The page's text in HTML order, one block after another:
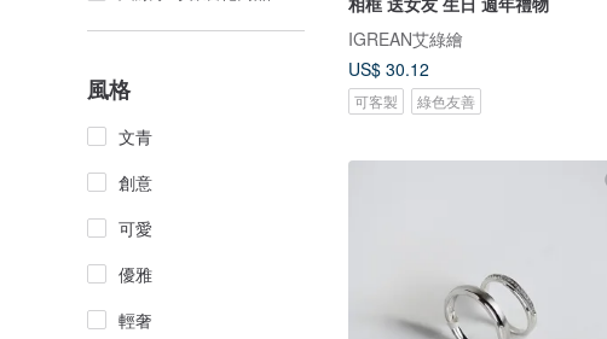
風格
文青
創意
可愛
優雅
輕奢
IGREAN艾綠繪
US$ 30.12
可客製 綠色友善